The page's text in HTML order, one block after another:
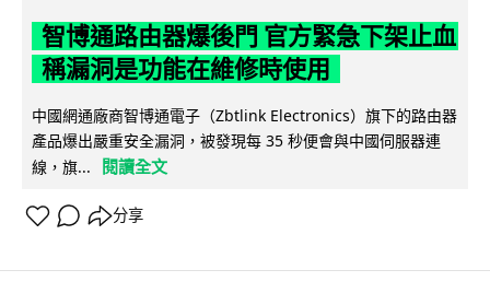
智博通路由器爆後門 官方緊急下架止血
稱漏洞是功能在維修時使用
中國網通廠商智博通電子（Zbtlink Electronics）旗下的路由器
產品爆出嚴重安全漏洞，被發現每 35 秒便會與中國伺服器連
線，旗...
閱讀全文
分享